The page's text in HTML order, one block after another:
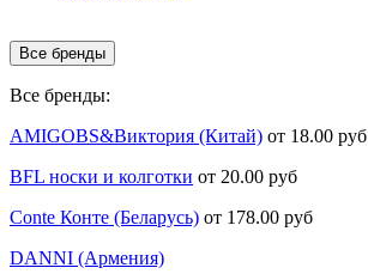
Все бренды
Все бренды:
AMIGOBS&Виктория (Китай) от 18.00 руб
BFL носки и колготки от 20.00 руб
Conte Конте (Беларусь) от 178.00 руб
DANNI (Армения)